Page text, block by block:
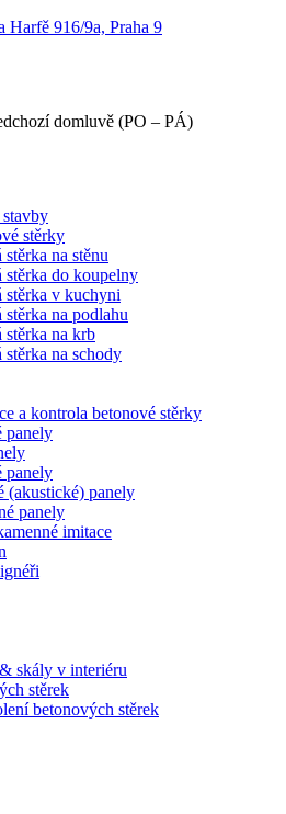
Harfě 916/9a, Praha 9
domluvě (PO – PÁ)
stěrky
na stěnu
stěrka do koupelny
stěrka v kuchyni
stěrka na podlahu
stěrka na krb
stěrka na schody
a kontrola betonové stěrky
panely
panely
(akustické) panely
panely
imitace
skály v interiéru
stěrek
betonových stěrek